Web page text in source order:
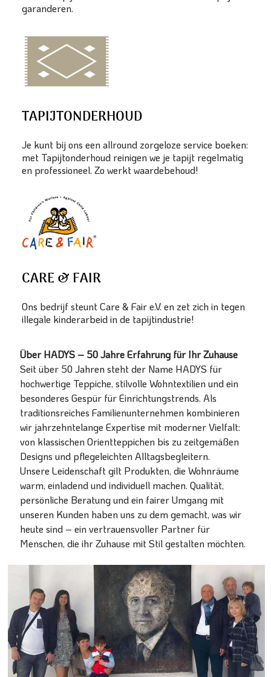
garanderen.
TAPIJTONDERHOUD
Je kunt bij ons een allround zorgeloze service boeken:
met Tapijtonderhoud reinigen we je tapijt regelmatig
en professioneel. Zo werkt waardebehoud!
CARE & FAIR
Ons bedrijf steunt Care & Fair e.V. en zet zich in tegen
illegale kinderarbeid in de tapijtindustrie!
Über HADYS – 50 Jahre Erfahrung für Ihr Zuhause
Seit über 50 Jahren steht der Name HADYS für
hochwertige Teppiche, stilvolle Wohntextilien und ein
besonderes Gespür für Einrichtungstrends. Als
traditionsreiches Familienunternehmen kombinieren
wir jahrzehntelange Expertise mit moderner Vielfalt:
von klassischen Orientteppichen bis zu zeitgemäßen
Designs und pflegeleichten Alltagsbegleitern.
Unsere Leidenschaft gilt Produkten, die Wohnräume
warm, einladend und individuell machen. Qualität,
persönliche Beratung und ein fairer Umgang mit
unseren Kunden haben uns zu dem gemacht, was wir
heute sind – ein vertrauensvoller Partner für
Menschen, die ihr Zuhause mit Stil gestalten möchten.